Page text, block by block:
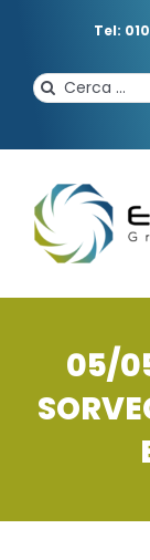
Tel:
Cerca
per:
05/